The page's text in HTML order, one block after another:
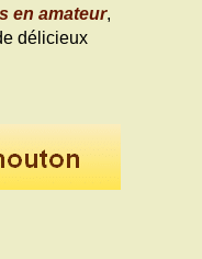
en amateur,
délicieux